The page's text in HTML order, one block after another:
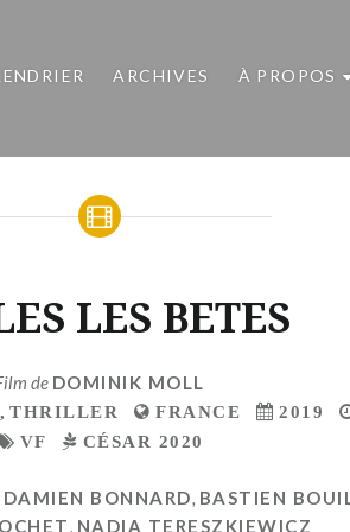
ARCHIVES À PROPOS
LES BETES
de DOMINIK MOLL
,THRILLER FRANCE 2019
VF
CÉSAR 2020
DAMIEN BONNARD BASTIEN
NADIA TERESZKIEWICZ